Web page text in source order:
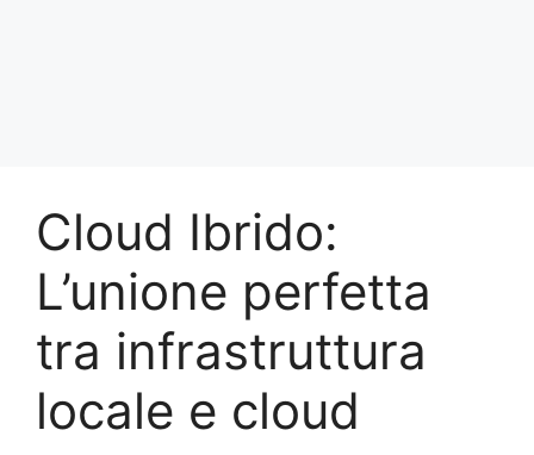
Cloud Ibrido:
L’unione perfetta
tra infrastruttura
locale e cloud